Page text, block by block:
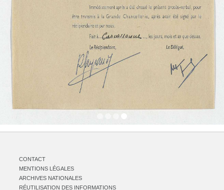
CONTACT
MENTIONS LÉGALES
ARCHIVES NATIONALES
RÉUTILISATION DES INFORMATIONS